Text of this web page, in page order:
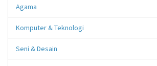
Agama
Komputer & Teknologi
Seni & Desain